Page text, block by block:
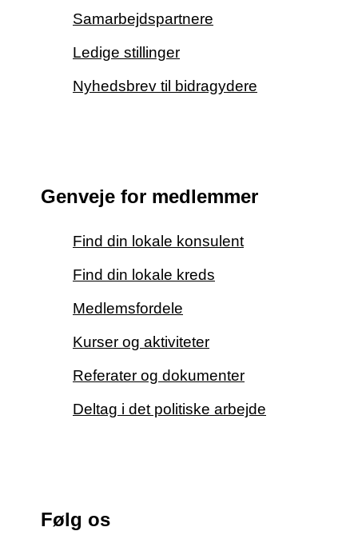
Samarbejdspartnere
Ledige stillinger
Nyhedsbrev til bidragydere
Genveje for medlemmer
Find din lokale konsulent
Find din lokale kreds
Medlemsfordele
Kurser og aktiviteter
Referater og dokumenter
Deltag i det politiske arbejde
Følg os